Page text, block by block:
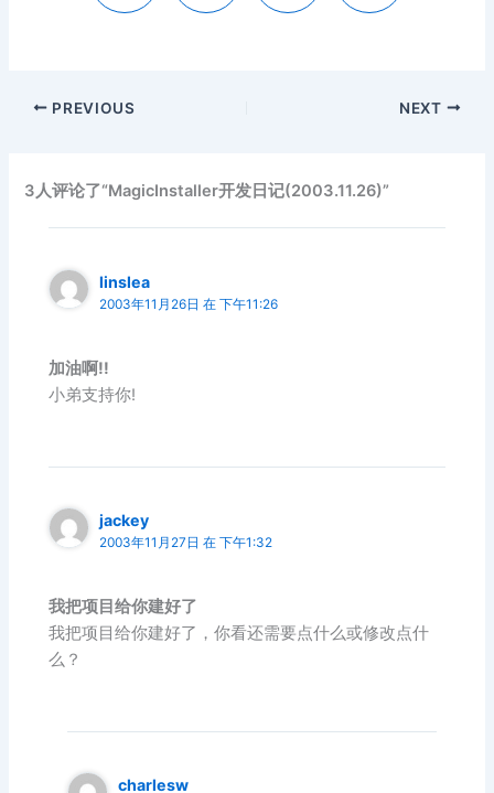
PREVIOUS NEXT
3人评论了“MagicInstaller开发日记(2003.11.26)”
linslea
2003年11月26日 在 下午11:26
加油啊!!
小弟支持你!
jackey
2003年11月27日 在 下午1:32
我把项目给你建好了
我把项目给你建好了，你看还需要点什么或修改点什
么？
charlesw